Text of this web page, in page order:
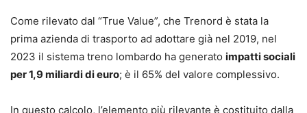
Come rilevato dal “True Value”, che Trenord è stata la
prima azienda di trasporto ad adottare già nel 2019, nel
2023 il sistema treno lombardo ha generato impatti sociali
per 1,9 miliardi di euro; è il 65% del valore complessivo.
In questo calcolo, l’elemento più rilevante è costituito dalla